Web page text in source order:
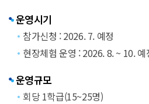
운영시기
참가신청 : 2026. 7. 예정
현장체험 운영 : 2026. 8. ~ 10. 예
운영규모
회당 1학급(15~25명)